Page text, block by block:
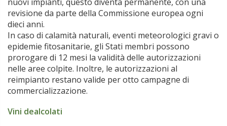
revisione da parte della Commissione europea ogni
dieci anni.
In caso di calamità naturali, eventi meteorologici gravi o
epidemie fitosanitarie, gli Stati membri possono
prorogare di 12 mesi la validità delle autorizzazioni
nelle aree colpite. Inoltre, le autorizzazioni al
reimpianto restano valide per otto campagne di
commercializzazione.
Vini dealcolati